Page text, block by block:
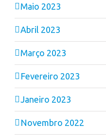
Maio 2023
Abril 2023
Março 2023
Fevereiro 2023
Janeiro 2023
Novembro 2022